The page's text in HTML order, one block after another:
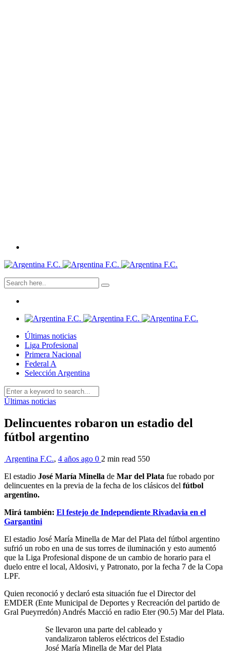
Últimas noticias
Liga Profesional
Primera Nacional
Federal A
Selección Argentina
Últimas noticias
Delincuentes robaron un estadio del
fútbol argentino
Argentina F.C., 4 años ago 0 2 min read 550
El estadio José María Minella de Mar del Plata fue robado por
delincuentes en la previa de la fecha de los clásicos del fútbol
argentino.
Mirá también: El festejo de Independiente Rivadavia en el
Gargantini
El estadio José María Minella de Mar del Plata del fútbol argentino
sufrió un robo en una de sus torres de iluminación y esto aumentó
que la Liga Profesional dispone de un cambio de horario para el
duelo entre el local, Aldosivi, y Patronato, por la fecha 7 de la Copa
LPF.
Quien reconoció y declaró esta situación fue el Director del
EMDER (Ente Municipal de Deportes y Recreación del partido de
Gral Pueyrredón) Andrés Macció en radio Eter (90.5) Mar del Plata.
Se llevaron una parte del cableado y
vandalizaron tableros eléctricos del Estadio
José María Minella de Mar del Plata